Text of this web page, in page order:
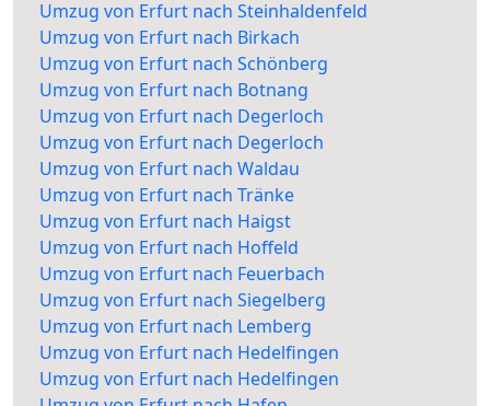
Umzug von Erfurt nach Steinhaldenfeld
Umzug von Erfurt nach Birkach
Umzug von Erfurt nach Schönberg
Umzug von Erfurt nach Botnang
Umzug von Erfurt nach Degerloch
Umzug von Erfurt nach Degerloch
Umzug von Erfurt nach Waldau
Umzug von Erfurt nach Tränke
Umzug von Erfurt nach Haigst
Umzug von Erfurt nach Hoffeld
Umzug von Erfurt nach Feuerbach
Umzug von Erfurt nach Siegelberg
Umzug von Erfurt nach Lemberg
Umzug von Erfurt nach Hedelfingen
Umzug von Erfurt nach Hedelfingen